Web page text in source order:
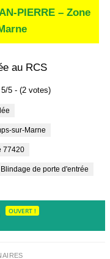
PIERRE – Zone
au RCS
5 - (2 votes)
sur-Marne
77420
Blindage de porte d'entrée
OUVERT !